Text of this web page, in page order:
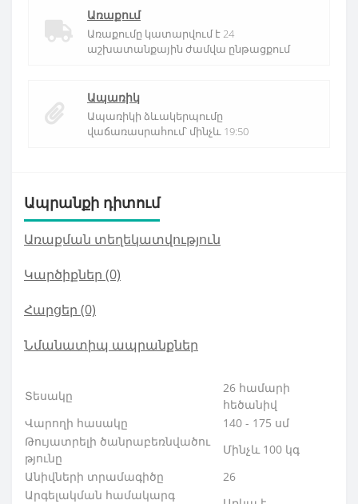
Առաքում
Առաքումը կատարվում է 24
աշխատանքային ժամվա ընթացքում
Ապառիկ
Ապառիկի ձևակերպումը
վաճառասրահում՝ մինչև 19:50
Ապրանքի դիտում
Առաքման տեղեկատվություն
Կարծիքներ (0)
Հարցեր (0)
Նմանատիպ ապրանքներ
Տեսակը
26 համարի
հեծանիվ
Վարողի հասակը
140 - 175 սմ
Թույատրելի ծանրաբեռնվածու
թյունը
Մինչև 100 կգ
Անիվների տրամագիծը
26
Արգելակման համակարգ